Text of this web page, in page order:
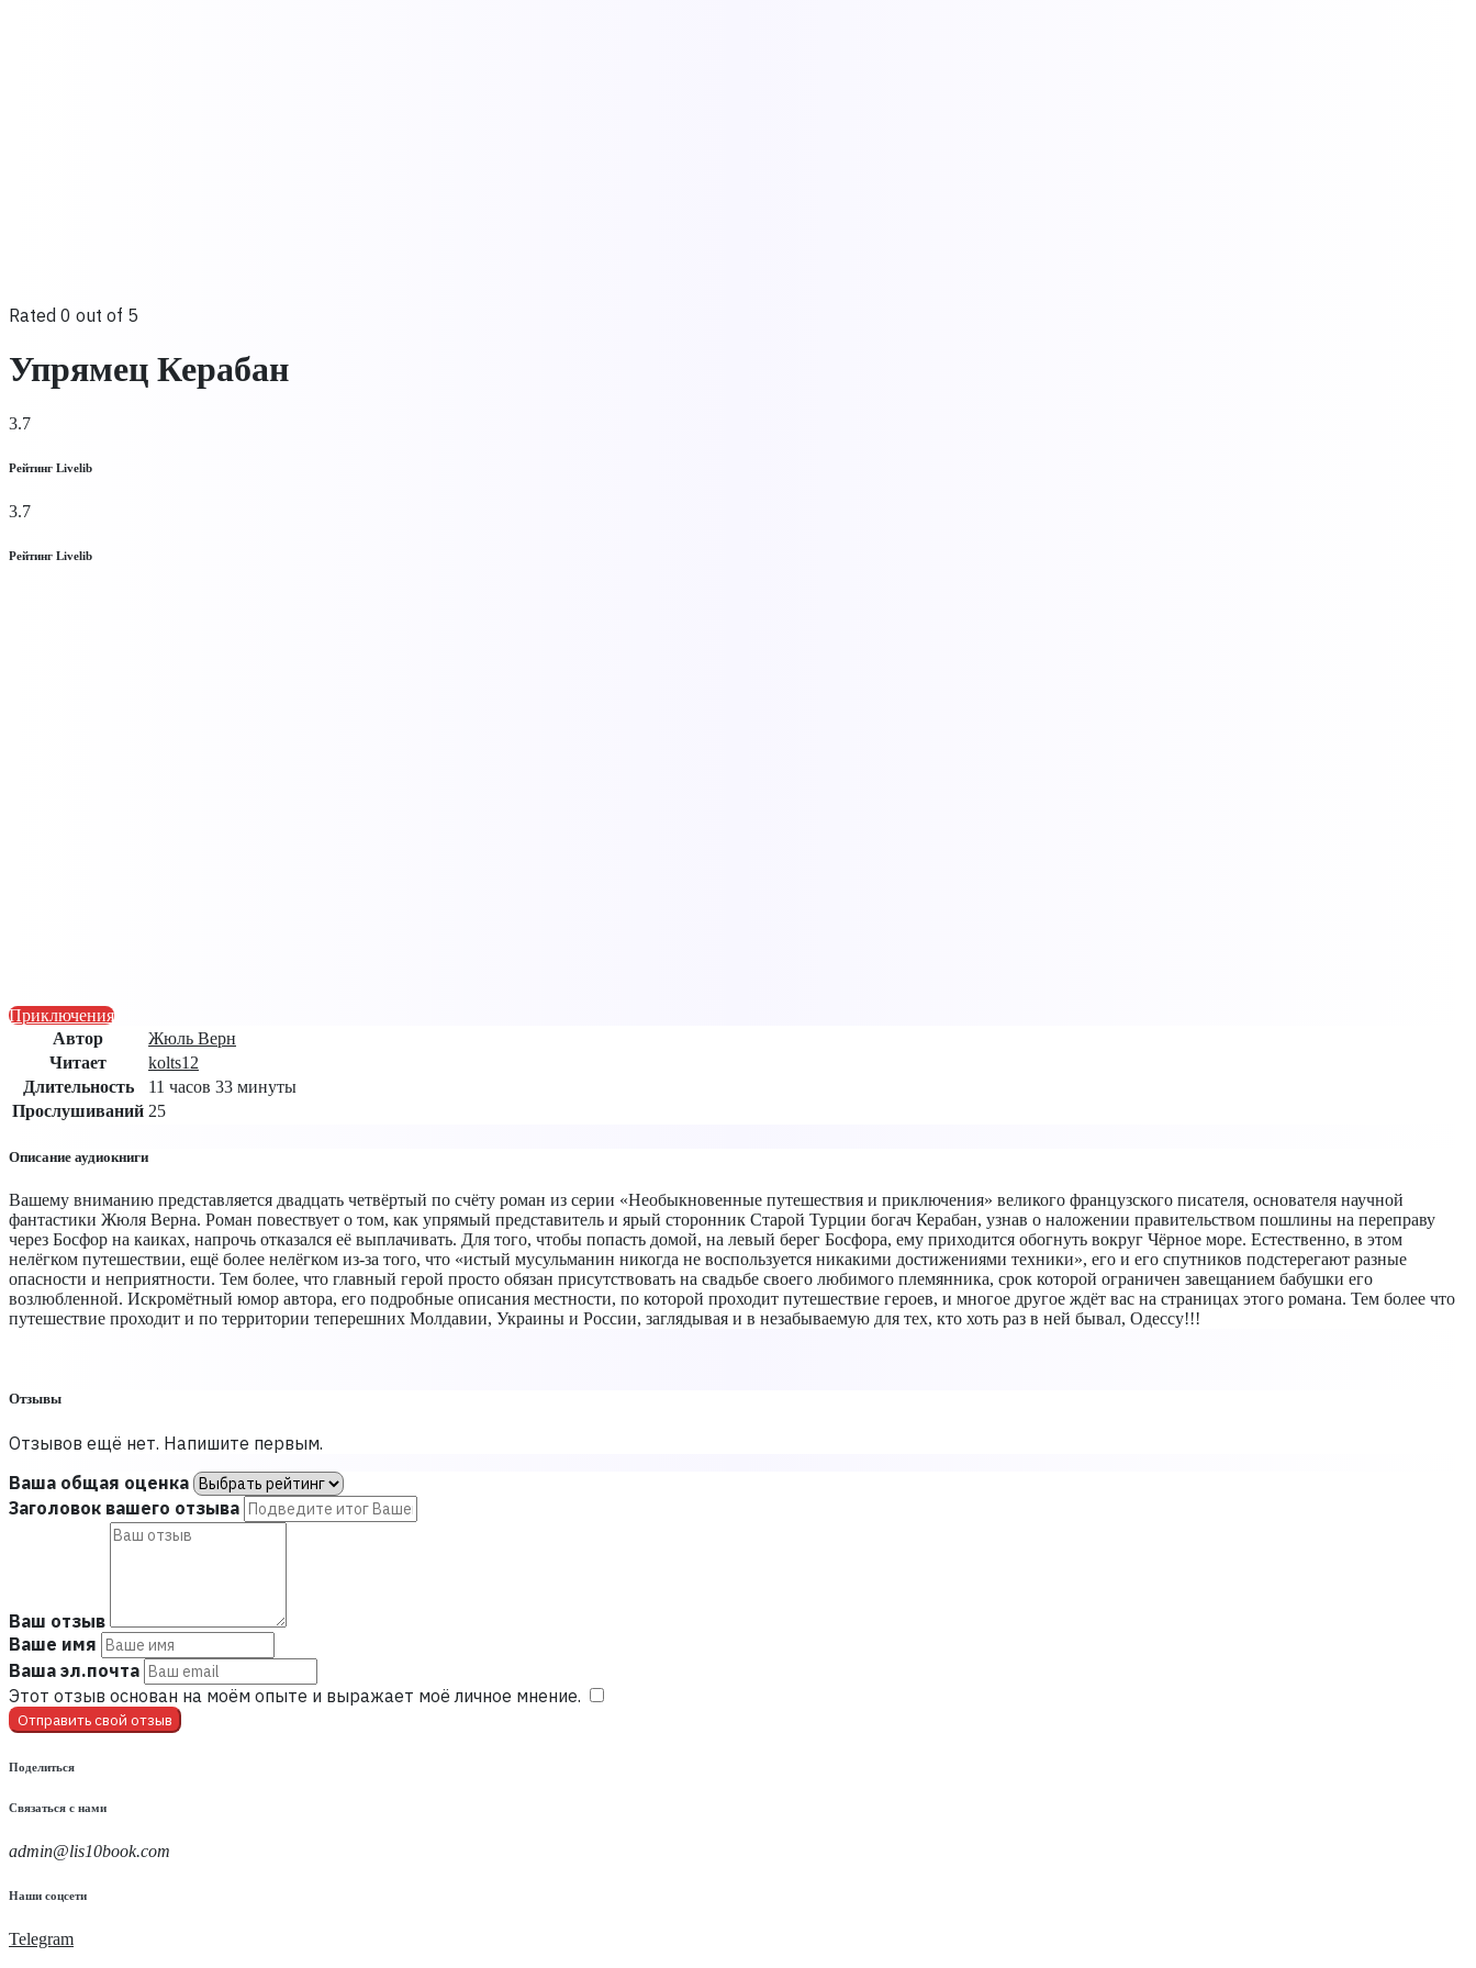
Rated 0 out of 5
Упрямец Керабан
3.7
Рейтинг Livelib
3.7
Рейтинг Livelib
Приключения
Автор
Жюль Верн
Читает
kolts12
Длительность
11 часов 33 минуты
Прослушиваний 25
Описание аудиокниги
Вашему вниманию представляется двадцать четвёртый по счёту роман из серии «Необыкновенные путешествия и приключения» великого французского писателя, основателя научной
фантастики Жюля Верна. Роман повествует о том, как упрямый представитель и ярый сторонник Старой Турции богач Керабан, узнав о наложении правительством пошлины на переправу
через Босфор на каиках, напрочь отказался её выплачивать. Для того, чтобы попасть домой, на левый берег Босфора, ему приходится обогнуть вокруг Чёрное море. Естественно, в этом
нелёгком путешествии, ещё более нелёгком из-за того, что «истый мусульманин никогда не воспользуется никакими достижениями техники», его и его спутников подстерегают разные
опасности и неприятности. Тем более, что главный герой просто обязан присутствовать на свадьбе своего любимого племянника, срок которой ограничен завещанием бабушки его
возлюбленной. Искромётный юмор автора, его подробные описания местности, по которой проходит путешествие героев, и многое другое ждёт вас на страницах этого романа. Тем более что
путешествие проходит и по территории теперешних Молдавии, Украины и России, заглядывая и в незабываемую для тех, кто хоть раз в ней бывал, Одессу!!!
Отзывы
Отзывов ещё нет. Напишите первым.
Ваша общая оценка
Заголовок вашего отзыва
Ваш отзыв
Ваше имя
Ваша эл.почта
Этот отзыв основан на моём опыте и выражает моё личное мнение.
Отправить свой отзыв
Поделиться
Связаться с нами
admin@lis10book.com
Наши соцсети
Telegram